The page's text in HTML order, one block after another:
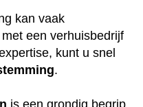
kan vaak
een verhuisbedrijf
kunt u snel
.
is een grondig begrip